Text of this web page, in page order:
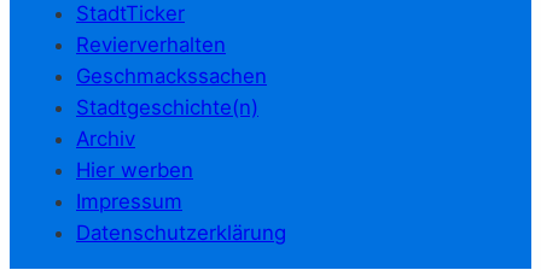
StadtTicker
Revierverhalten
Geschmackssachen
Stadtgeschichte(n)
Archiv
Hier werben
Impressum
Datenschutzerklärung